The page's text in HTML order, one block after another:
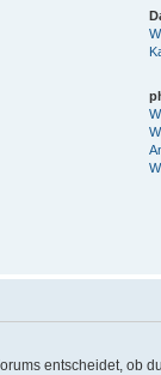
entscheidet, ob